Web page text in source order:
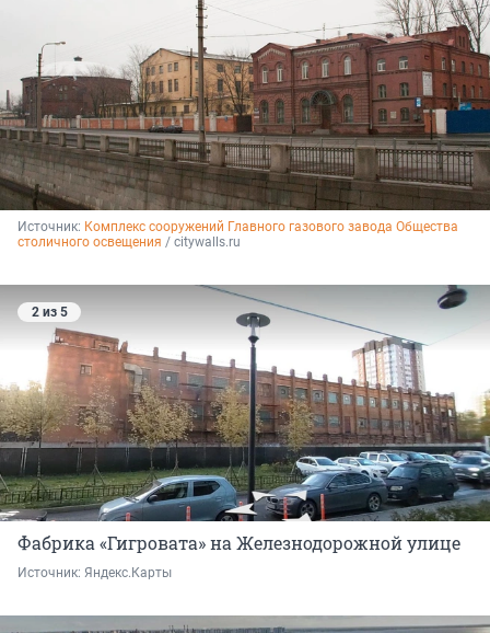
Источник: Комплекс сооружений Главного газового завода Общества
столичного освещения / citywalls.ru
2 из 5
Фабрика «Гигровата» на Железнодорожной улице
Источник: Яндекс.Карты